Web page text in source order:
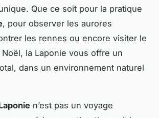
Que ce soit pour la pratique
, pour observer les aurores
les rennes ou encore visiter le
la Laponie vous offre un
dans un environnement naturel
n’est pas un voyage